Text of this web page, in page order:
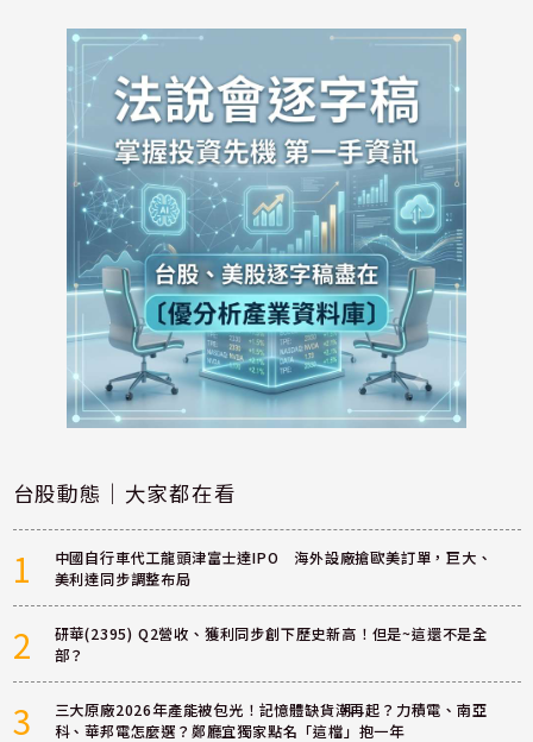
台股動態｜大家都在看
1
中國自行車代工龍頭津富士達IPO 海外設廠搶歐美訂單，巨大、
美利達同步調整布局
2
研華(2395) Q2營收、獲利同步創下歷史新高！但是~這還不是全
部？
3
三大原廠2026年產能被包光！記憶體缺貨潮再起？力積電、南亞
科、華邦電怎麼選？鄭廳宜獨家點名「這檔」抱一年